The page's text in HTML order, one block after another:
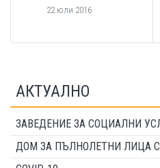
22 юли 2016
АКТУАЛНО
ЗАВЕДЕНИЕ ЗА СОЦИАЛНИ
ДОМ ЗА ПЪЛНОЛЕТНИ ЛИЦА